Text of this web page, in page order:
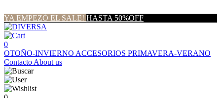
YA EMPEZÓ EL SALE! HASTA 50%OFF
0
OTOÑO-INVIERNO ACCESORIOS PRIMAVERA-VERANO
Contacto About us